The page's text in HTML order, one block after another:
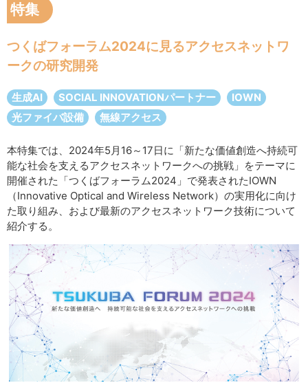
イベントカレンダー
サイトマップ
特集
つくばフォーラム2024に見るアクセスネットワ
ークの研究開発
生成AI SOCIAL INNOVATIONパートナー
IOWN
光ファイバ設備
無線アクセス
本特集では、2024年5月16～17日に「新たな価値創造へ持続可
能な社会を支えるアクセスネットワークへの挑戦」をテーマに
開催された「つくばフォーラム2024」で発表されたIOWN
（Innovative Optical and Wireless Network）の実用化に向け
た取り組み、および最新のアクセスネットワーク技術について
紹介する。